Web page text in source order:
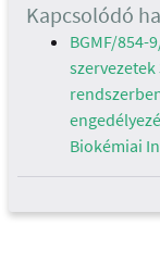
Kapcsolódó
BGMF/
Biokémiai